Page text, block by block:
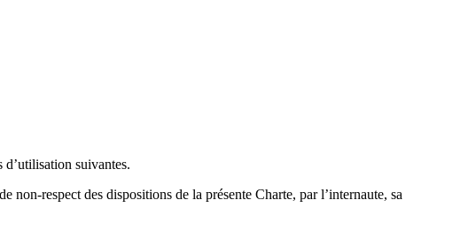
d’utilisation suivantes.
non-respect des dispositions de la présente Charte, par l’internaute, sa